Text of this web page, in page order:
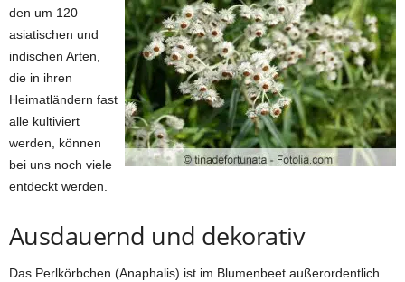
den um 120
asiatischen und
indischen Arten,
die in ihren
Heimatländern fast
alle kultiviert
werden, können
bei uns noch viele
entdeckt werden.
Ausdauernd und dekorativ
Das Perlkörbchen (Anaphalis) ist im Blumenbeet außerordentlich